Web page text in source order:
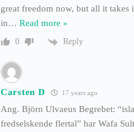
great freedom now, but all it takes
in… Read more »
0 Reply
Carsten D 17 years ago
Ang. Björn Ulvaeus Begrebet:
fredselskende flertal” har Wafa